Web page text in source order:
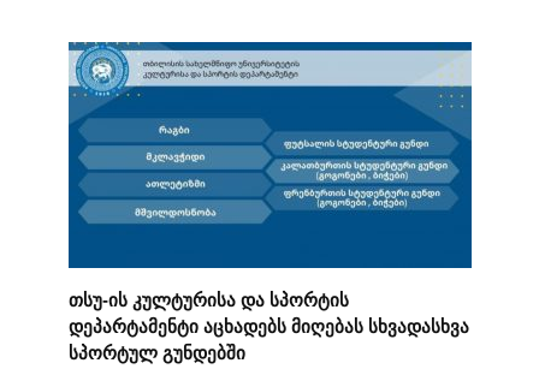
თსუ-ის კულტურისა და სპორტის
დეპარტამენტი აცხადებს მიღებას სხვადასხვა
სპორტულ გუნდებში